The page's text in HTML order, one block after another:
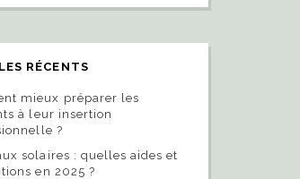
RÉCENTS
mieux préparer les
à leur insertion
?
solaires : quelles aides et
en 2025 ?